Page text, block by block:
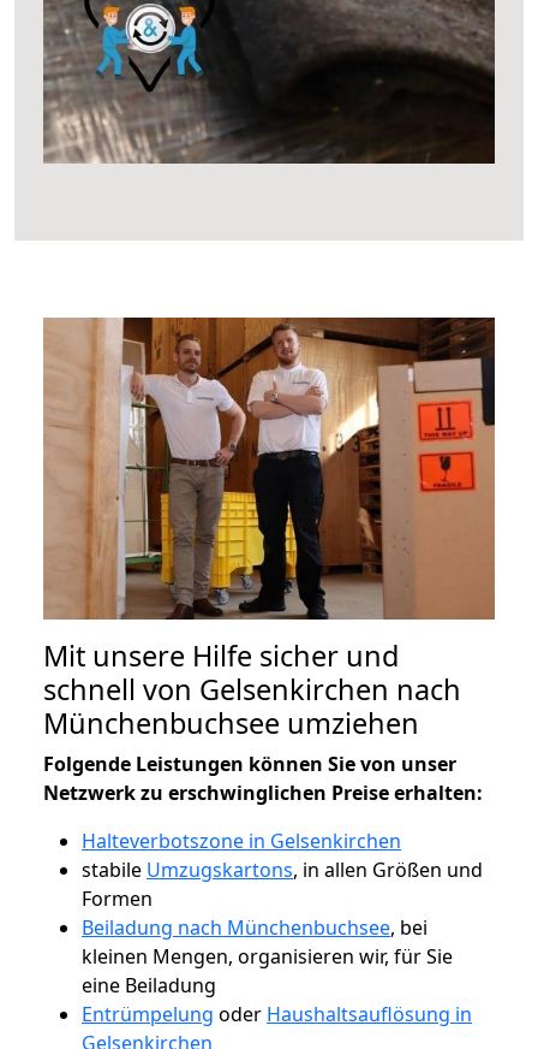
Mit unsere Hilfe sicher und
schnell von Gelsenkirchen nach
Münchenbuchsee umziehen
Folgende Leistungen können Sie von unser
Netzwerk zu erschwinglichen Preise erhalten:
Halteverbotszone in Gelsenkirchen
stabile Umzugskartons, in allen Größen und
Formen
Beiladung nach Münchenbuchsee, bei
kleinen Mengen, organisieren wir, für Sie
eine Beiladung
Entrümpelung oder Haushaltsauflösung in
Gelsenkirchen